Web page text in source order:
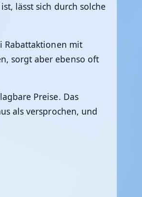
lässt sich durch solche
Rabattaktionen mit
sorgt aber ebenso oft
Preise. Das
als versprochen, und